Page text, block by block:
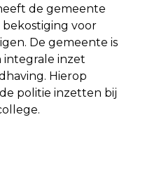
de gemeente
voor
De gemeente is
integrale inzet
Hierop
politie inzetten bij